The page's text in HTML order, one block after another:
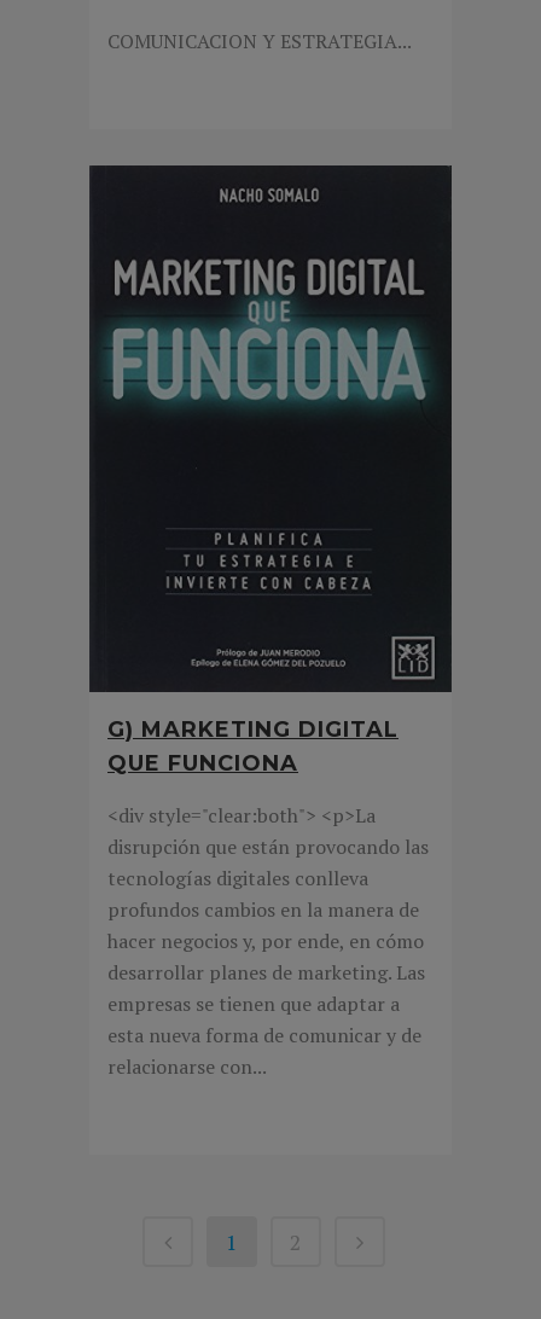
COMUNICACION Y ESTRATEGIA...
G) MARKETING DIGITAL
QUE FUNCIONA
<div style="clear:both"> <p>La
disrupción que están provocando las
tecnologías digitales conlleva
profundos cambios en la manera de
hacer negocios y, por ende, en cómo
desarrollar planes de marketing. Las
empresas se tienen que adaptar a
esta nueva forma de comunicar y de
relacionarse con...
1 2